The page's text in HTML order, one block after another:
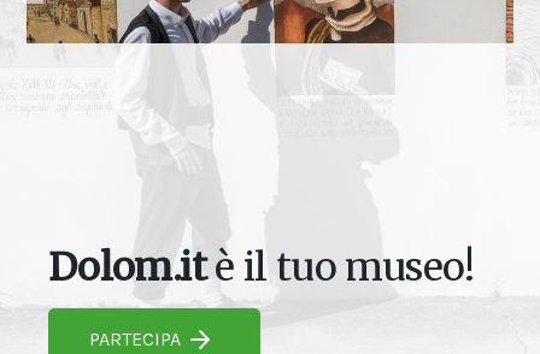
Dolom.itè il tuo museo!
PARTECIPA